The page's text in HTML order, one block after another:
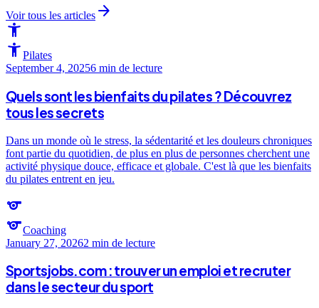
Voir tous les articles arrow_forward
accessibility_new
accessibility_newPilates
September 4, 20256 min de lecture
Quels sont les bienfaits du pilates ? Découvrez
tous les secrets
Dans un monde où le stress, la sédentarité et les douleurs chroniques
font partie du quotidien, de plus en plus de personnes cherchent une
activité physique douce, efficace et globale. C'est là que les bienfaits
du pilates entrent en jeu.
sports
sportsCoaching
January 27, 20262 min de lecture
Sportsjobs.com : trouver un emploi et recruter
dans le secteur du sport